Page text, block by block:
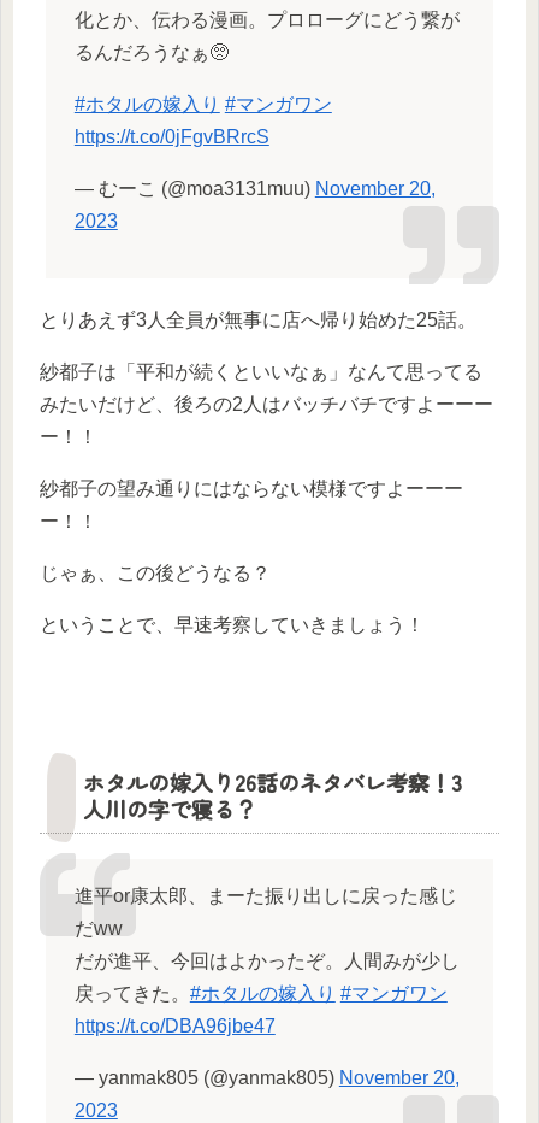
化とか、伝わる漫画。プロローグにどう繋が
るんだろうなぁ🥺
#ホタルの嫁入り #マンガワン
https://t.co/0jFgvBRrcS
— むーこ (@moa3131muu) November 20,
2023
とりあえず3人全員が無事に店へ帰り始めた25話。
紗都子は「平和が続くといいなぁ」なんて思ってる
みたいだけど、後ろの2人はバッチバチですよーーー
ー！！
紗都子の望み通りにはならない模様ですよーーー
ー！！
じゃぁ、この後どうなる？
ということで、早速考察していきましょう！
ホタルの嫁入り26話のネタバレ考察！3
人川の字で寝る？
進平or康太郎、まーた振り出しに戻った感じ
だww
だが進平、今回はよかったぞ。人間みが少し
戻ってきた。 #ホタルの嫁入り #マンガワン
https://t.co/DBA96jbe47
— yanmak805 (@yanmak805) November 20,
2023